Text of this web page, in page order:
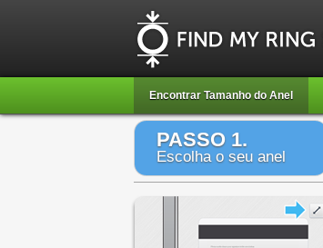
Encontrar Tamanho do Anel
PASSO 1.
Escolha o seu anel